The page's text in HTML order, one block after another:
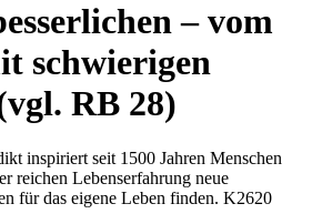
– vom
schwierigen
RB 28)
inspiriert seit 1500 Jahren Menschen
reichen Lebenserfahrung neue
für das eigene Leben finden. K2620